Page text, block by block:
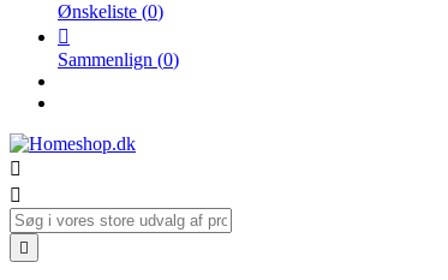
Ønskeliste (0)

Sammenlign (0)


